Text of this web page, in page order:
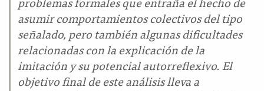
asumir comportamientos colectivos del tipo
señalado, pero también algunas dificultades
relacionadas con la explicación de la
imitación y su potencial autorreflexivo. El
objetivo final de este análisis lleva a